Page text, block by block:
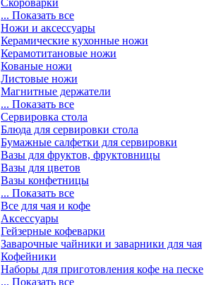
Скороварки
... Показать все
Ножи и аксессуары
Керамические кухонные ножи
Керамотитановые ножи
Кованые ножи
Листовые ножи
Магнитные держатели
... Показать все
Сервировка стола
Блюда для сервировки стола
Бумажные салфетки для сервировки
Вазы для фруктов, фруктовницы
Вазы для цветов
Вазы конфетницы
... Показать все
Все для чая и кофе
Аксессуары
Гейзерные кофеварки
Заварочные чайники и заварники для чая
Кофейники
Наборы для приготовления кофе на песке
... Показать все